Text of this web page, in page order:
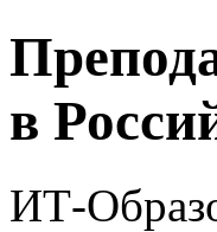
в
ИТ-